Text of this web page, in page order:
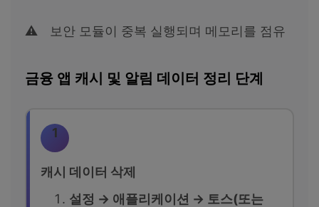
보안 모듈이 중복 실행되며 메모리를 점유
금융 앱 캐시 및 알림 데이터 정리 단계
1
캐시 데이터 삭제
설정 → 애플리케이션 → 토스(또는